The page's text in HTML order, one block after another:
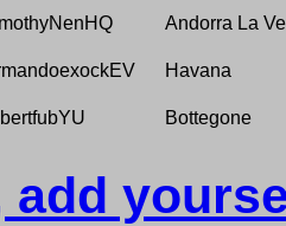
Andorra La
Havana
Bottegone
add